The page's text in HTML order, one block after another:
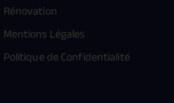
Rénovation
Mentions Légales
Politique de Confidentialité